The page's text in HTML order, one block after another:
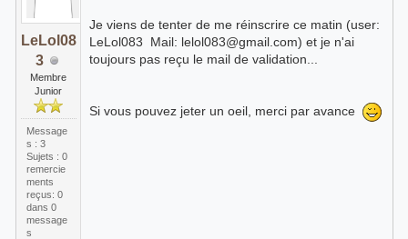
LeLol08
3
Membre
Junior
Message
s : 3
Sujets : 0
remercie
ments
reçus: 0
dans 0
message
s
Je viens de tenter de me réinscrire ce matin (user:
LeLol083 Mail: lelol083@gmail.com) et je n'ai
toujours pas reçu le mail de validation...
Si vous pouvez jeter un oeil, merci par avance